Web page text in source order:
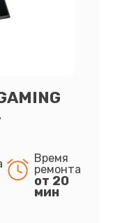
Время
ремонта
от 20
мин